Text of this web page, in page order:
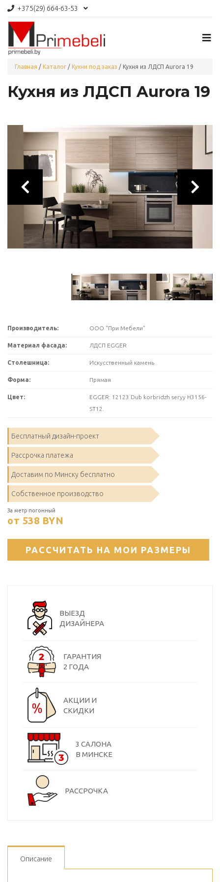
+375(29) 664-63-53
Главная / Каталог / Кухни под заказ / Кухня из ЛДСП Aurora 19
Кухня из ЛДСП Aurora 19
Производитель: ООО "При Мебели"
Материал фасада: ЛДСП EGGER
Столешница: Искусственный камень
Форма: Прямая
Цвет:
EGGER: 12123 Dub korbridzh seryy H3156-
ST12.
Бесплатный дизайн-проект
Рассрочка платежа
Доставим по Минску бесплатно
Собственное производство
За метр погонный
от 538 BYN
РАССЧИТАТЬ НА МОИ РАЗМЕРЫ
ВЫЕЗД
ДИЗАЙНЕРА
ГАРАНТИЯ
2 ГОДА
АКЦИИ И
СКИДКИ
3 САЛОНА
В МИНСКЕ
РАССРОЧКА
Описание